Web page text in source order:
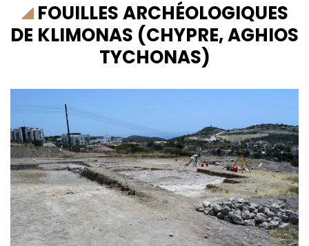
FOUILLES ARCHÉOLOGIQUES
DE KLIMONAS (CHYPRE, AGHIOS
TYCHONAS)